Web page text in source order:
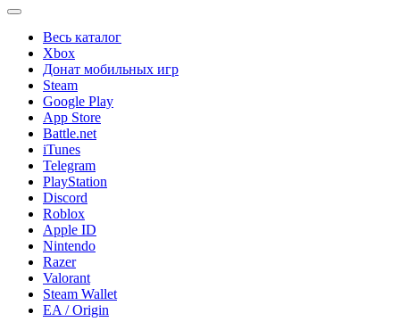
Весь каталог
Xbox
Донат мобильных игр
Steam
Google Play
App Store
Battle.net
iTunes
Telegram
PlayStation
Discord
Roblox
Apple ID
Nintendo
Razer
Valorant
Steam Wallet
EA / Origin